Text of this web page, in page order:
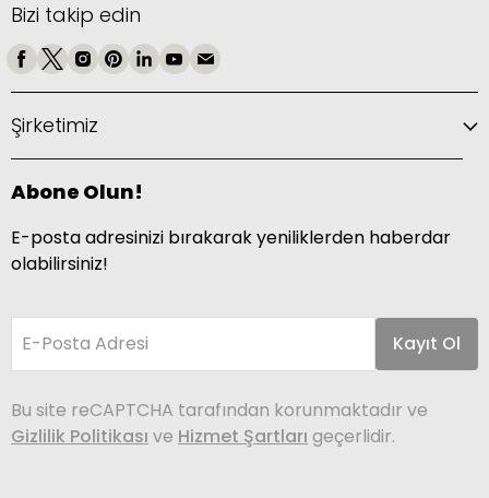
Bizi takip edin
Şirketimiz
Abone Olun!
E-posta adresinizi bırakarak yeniliklerden haberdar
olabilirsiniz!
E-Posta Adresi Kayıt Ol
Bu site reCAPTCHA tarafından korunmaktadır ve
Gizlilik Politikası ve Hizmet Şartları geçerlidir.